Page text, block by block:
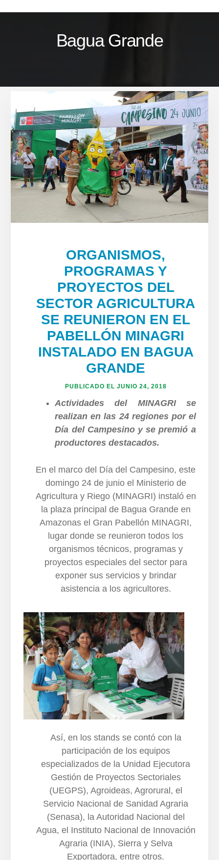
Bagua Grande
ORGANISMOS,
PROGRAMAS Y
PROYECTOS DEL
SECTOR AGRICULTURA
SE REUNIERON EN EL
PABELLÓN MINAGRI
INSTALADO EN BAGUA
GRANDE
PUBLICADO EL JUNIO 24, 2018
Actividades del MINAGRI se
realizan en las 24 regiones por el
Día del Campesino y se premió a
productores destacados.
En el marco del Día del Campesino, este
domingo 24 de junio el Ministerio de
Agricultura y Riego (MINAGRI) instaló en
la plaza principal de Bagua Grande en
Amazonas el Gran Pabellón MINAGRI,
lugar donde se reunieron todos los
organismos técnicos, programas y
proyectos especiales del sector para
exponer sus servicios y brindar
asistencia a los agricultores.
Así, en los stands se contó con la
participación de los equipos
especializados de la Unidad Ejecutora
Gestión de Proyectos Sectoriales
(UEGPS), Agroideas, Agrorural, el
Servicio Nacional de Sanidad Agraria
(Senasa), la Autoridad Nacional del
Agua, el Instituto Nacional de Innovación
Agraria (INIA), Sierra y Selva
Exportadora, entre otros.